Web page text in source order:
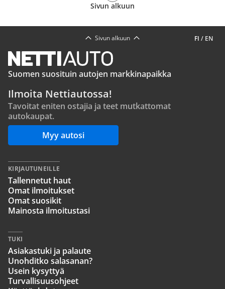
Sivun alkuun
FI / EN
Sivun alkuun
Suomen suosituin autojen markkinapaikka
Ilmoita Nettiautossa!
Tavoitat eniten ostajia ja teet mutkattomat
autokaupat.
Myy autosi
KIRJAUTUNEILLE
Tallennetut haut
Omat ilmoitukset
Omat suosikit
Mainosta ilmoitustasi
TUKI
Asiakastuki ja palaute
Unohditko salasanan?
Usein kysyttyä
Turvallisuusohjeet